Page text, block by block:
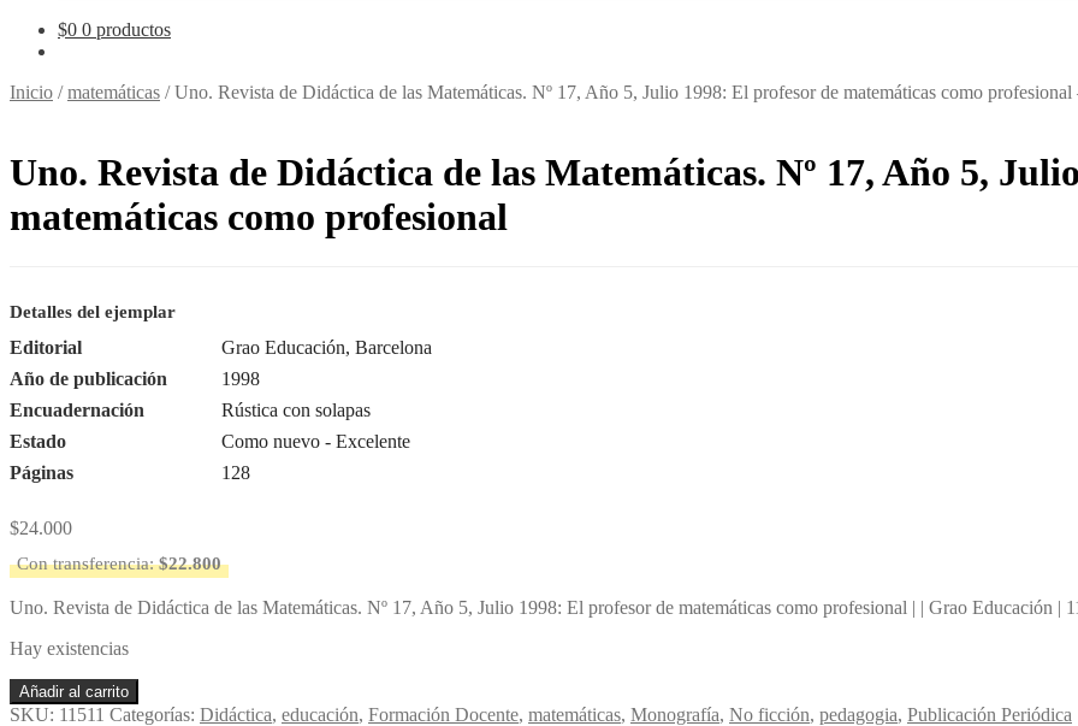
$0 0 productos
Inicio /matemáticas /Uno. Revista de Didáctica de las Matemáticas. Nº 17, Año 5, Julio 1998: El profesor de matemáticas como profesional
Uno. Revista de Didáctica de las Matemáticas. Nº 17, Año 5,
matemáticas como profesional
Detalles del ejemplar
Editorial
Grao Educación, Barcelona
Año de publicación
1998
Encuadernación
Rústica con solapas
Estado
Como nuevo - Excelente
Páginas
128
$24.000
Con transferencia:$22.800
Uno. Revista de Didáctica de las Matemáticas. Nº 17, Año 5, Julio 1998: El profesor de matemáticas como profesional | | Grao Educación |
Hay existencias
Uno.
Revista
Añadir al carrito
SKU: 11511 Categorías: Didáctica, educación, Formación Docente, matemáticas, Monografía, No ficción, pedagogia, Publicación Periódica